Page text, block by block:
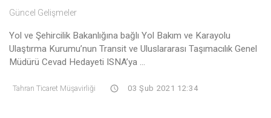
Güncel Gelişmeler
Yol ve Şehircilik Bakanlığına bağlı Yol Bakım ve Karayolu
Ulaştırma Kurumu’nun Transit ve Uluslararası Taşımacılık Genel
Müdürü Cevad Hedayeti ISNA’ya ...
Tahran Ticaret Müşavirliği 03 Şub 2021 12:34